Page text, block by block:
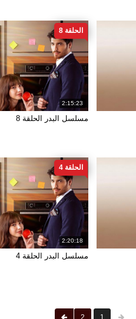
2:15:23
الحلقة 8
مسلسل البدر الحلقة 8
2:20:18
الحلقة 4
مسلسل البدر الحلقة 4
1
2